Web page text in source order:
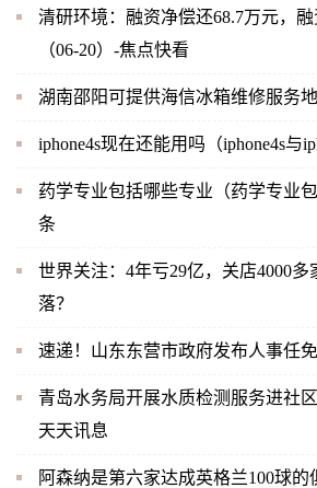
清研环境：融资净偿还68.7万元，
（06-20）-焦点快看
湖南邵阳可提供海信冰箱维修服务
iphone4s现在还能用吗（iphone4s与
药学专业包括哪些专业（药学专业
条
世界关注：4年亏29亿，关店4000
落？
速递！山东东营市政府发布人事任
青岛水务局开展水质检测服务进社
天天讯息
阿森纳是第六家达成英格兰100球的